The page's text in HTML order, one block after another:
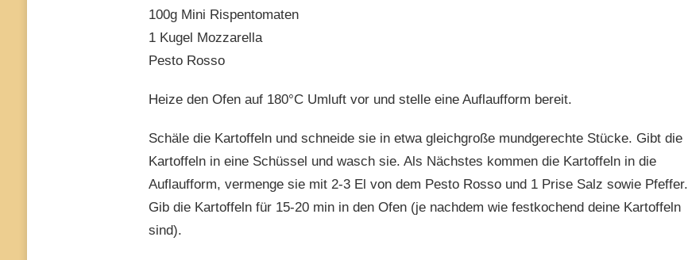
100g Mini Rispentomaten
1 Kugel Mozzarella
Pesto Rosso
Heize den Ofen auf 180°C Umluft vor und stelle eine Auflaufform bereit.
Schäle die Kartoffeln und schneide sie in etwa gleichgroße mundgerechte Stücke. Gibt die
Kartoffeln in eine Schüssel und wasch sie. Als Nächstes kommen die Kartoffeln in die
Auflaufform, vermenge sie mit 2-3 El von dem Pesto Rosso und 1 Prise Salz sowie Pfeffer.
Gib die Kartoffeln für 15-20 min in den Ofen (je nachdem wie festkochend deine Kartoffeln
sind).